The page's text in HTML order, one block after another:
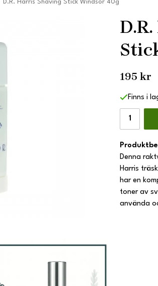
D.R. Harris Shaving Stick Windsor 40g
195 kr
Finns i
Denna
Harris
har en
toner av
använda